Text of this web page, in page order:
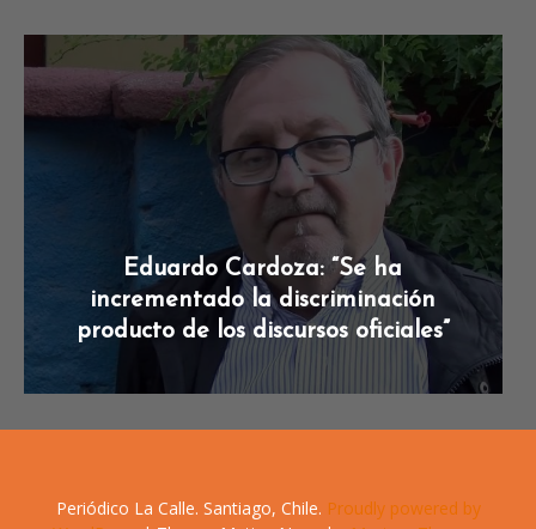
Eduardo Cardoza: “Se ha
incrementado la discriminación
producto de los discursos oficiales”
Periódico La Calle. Santiago, Chile. Proudly powered by